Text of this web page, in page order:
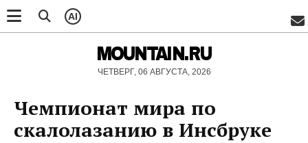
AI
MOUNTAIN.RU
ЧЕТВЕРГ, 06 АВГУСТА, 2026
Чемпионат мира по
скалолазанию в Инсбруке